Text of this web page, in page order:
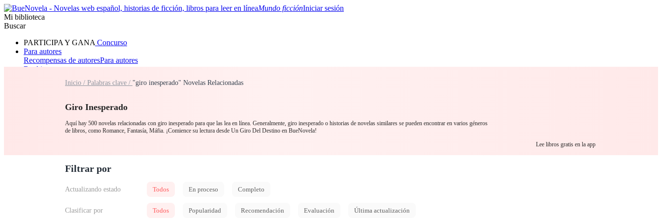
Mundo ficciónIniciar sesión
Mi biblioteca
Buscar
PARTICIPA Y GANA Concurso
Para autores
Recompensas de autoresPara autores
Ranking
RomanceHombre loboMafia
Inicio / Palabras clave / "giro inesperado" Novelas Relacionadas
Giro Inesperado
Aquí hay 500 novelas relacionadas con giro inesperado para que las lea en línea. Generalmente, giro inesperado o historias de novelas similares se pueden encontrar en varios géneros
de libros, como Romance, Fantasía, Máfia. ¡Comience su lectura desde Un Giro Del Destino en BueNovela!
Lee libros gratis en la app
Filtrar por
Actualizando estado Todos En proceso Completo
Clasificar por Todos Popularidad Recomendación Evaluación Última actualización